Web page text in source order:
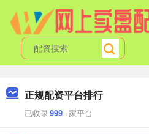
正规配资平台排行
已收录999+家平台